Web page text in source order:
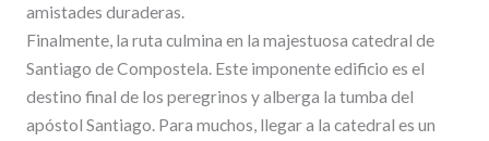
amistades duraderas.
Finalmente, la ruta culmina en la majestuosa catedral de
Santiago de Compostela. Este imponente edificio es el
destino final de los peregrinos y alberga la tumba del
apóstol Santiago. Para muchos, llegar a la catedral es un